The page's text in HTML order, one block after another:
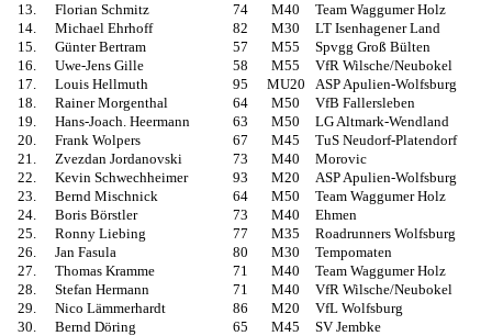
13.
Florian Schmitz 74 M40
Team Waggumer Holz
14.
Michael Ehrhoff 82 M30
LT Isenhagener Land
15.
Günter Bertram 57 M55
Spvgg Groß Bülten
16.
Uwe-Jens Gille 58 M55
VfR Wilsche/Neubokel
17.
Louis Hellmuth 95 MU20
ASP Apulien-Wolfsburg
18.
Rainer Morgenthal 64 M50
VfB Fallersleben
19.
Hans-Joach. Heermann 63 M50
LG Altmark-Wendland
20.
Frank Wolpers 67 M45
TuS Neudorf-Platendorf
21.
Zvezdan Jordanovski 73 M40
Morovic
22.
Kevin Schwechheimer 93 M20
ASP Apulien-Wolfsburg
23.
Bernd Mischnick 64 M50
Team Waggumer Holz
24.
Boris Börstler 73 M40
Ehmen
25.
Ronny Liebing 77 M35
Roadrunners Wolfsburg
26.
Jan Fasula 80 M30
Tempomaten
27.
Thomas Kramme 71 M40
Team Waggumer Holz
28.
Stefan Hermann 71 M40
VfR Wilsche/Neubokel
29.
Nico Lämmerhardt 86 M20
VfL Wolfsburg
30.
Bernd Döring 65 M45
SV Jembke